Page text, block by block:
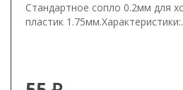
Стандартное сопло 0.2мм для
пластик